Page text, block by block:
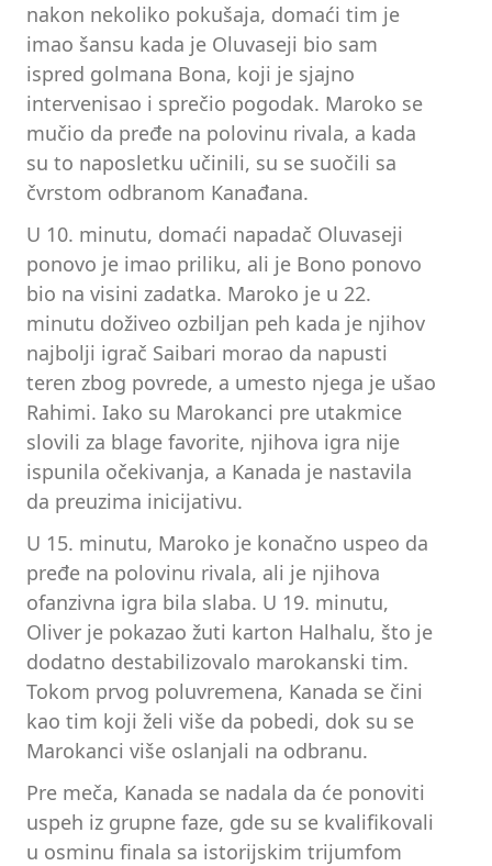
nakon nekoliko pokušaja, domaći tim je
imao šansu kada je Oluvaseji bio sam
ispred golmana Bona, koji je sjajno
intervenisao i sprečio pogodak. Maroko se
mučio da pređe na polovinu rivala, a kada
su to naposletku učinili, su se suočili sa
čvrstom odbranom Kanađana.
U 10. minutu, domaći napadač Oluvaseji
ponovo je imao priliku, ali je Bono ponovo
bio na visini zadatka. Maroko je u 22.
minutu doživeo ozbiljan peh kada je njihov
najbolji igrač Saibari morao da napusti
teren zbog povrede, a umesto njega je ušao
Rahimi. Iako su Marokanci pre utakmice
slovili za blage favorite, njihova igra nije
ispunila očekivanja, a Kanada je nastavila
da preuzima inicijativu.
U 15. minutu, Maroko je konačno uspeo da
pređe na polovinu rivala, ali je njihova
ofanzivna igra bila slaba. U 19. minutu,
Oliver je pokazao žuti karton Halhalu, što je
dodatno destabilizovalo marokanski tim.
Tokom prvog poluvremena, Kanada se čini
kao tim koji želi više da pobedi, dok su se
Marokanci više oslanjali na odbranu.
Pre meča, Kanada se nadala da će ponoviti
uspeh iz grupne faze, gde su se kvalifikovali
u osminu finala sa istorijskim trijumfom